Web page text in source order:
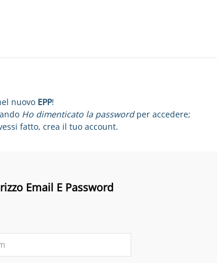
nuovo EPP!
Ho dimenticato la passwordper accedere;
fatto, crea il tuo account.
Email E Password